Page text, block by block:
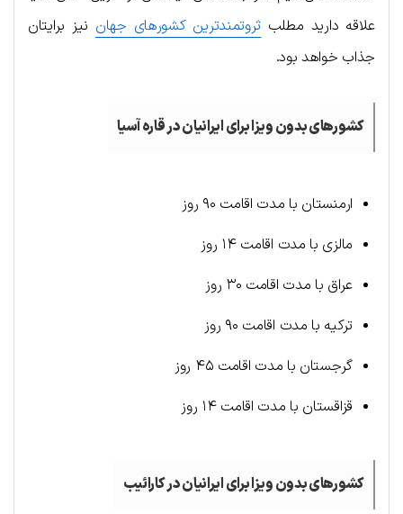
علاقه دارید مطلب ثروتمندترین کشورهای جهان نیز برایتان
جذاب خواهد بود.
کشورهای بدون ویزا برای ایرانیان در قاره آسیا
ارمنستان با مدت اقامت ۹۰ روز
مالزی با مدت اقامت ۱۴ روز
عراق با مدت اقامت ۳۰ روز
ترکیه با مدت اقامت ۹۰ روز
گرجستان با مدت اقامت ۴۵ روز
قزاقستان با مدت اقامت ۱۴ روز
کشورهای بدون ویزا برای ایرانیان در کارائیب